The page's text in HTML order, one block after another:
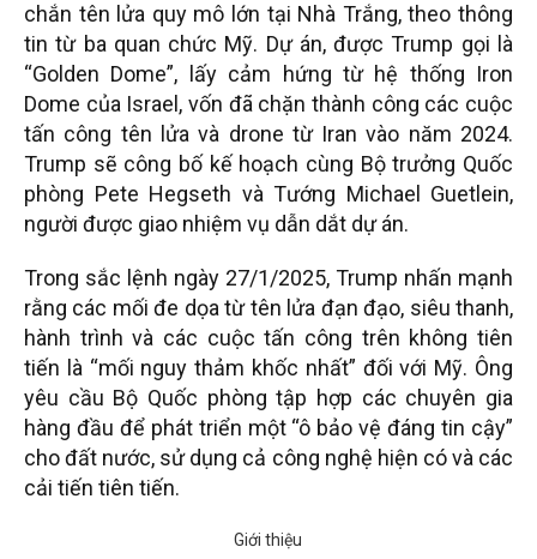
chắn tên lửa quy mô lớn tại Nhà Trắng, theo thông
tin từ ba quan chức Mỹ. Dự án, được Trump gọi là
“Golden Dome”, lấy cảm hứng từ hệ thống Iron
Dome của Israel, vốn đã chặn thành công các cuộc
tấn công tên lửa và drone từ Iran vào năm 2024.
Trump sẽ công bố kế hoạch cùng Bộ trưởng Quốc
phòng Pete Hegseth và Tướng Michael Guetlein,
người được giao nhiệm vụ dẫn dắt dự án.
Trong sắc lệnh ngày 27/1/2025, Trump nhấn mạnh
rằng các mối đe dọa từ tên lửa đạn đạo, siêu thanh,
hành trình và các cuộc tấn công trên không tiên
tiến là “mối nguy thảm khốc nhất” đối với Mỹ. Ông
yêu cầu Bộ Quốc phòng tập hợp các chuyên gia
hàng đầu để phát triển một “ô bảo vệ đáng tin cậy”
cho đất nước, sử dụng cả công nghệ hiện có và các
cải tiến tiên tiến.